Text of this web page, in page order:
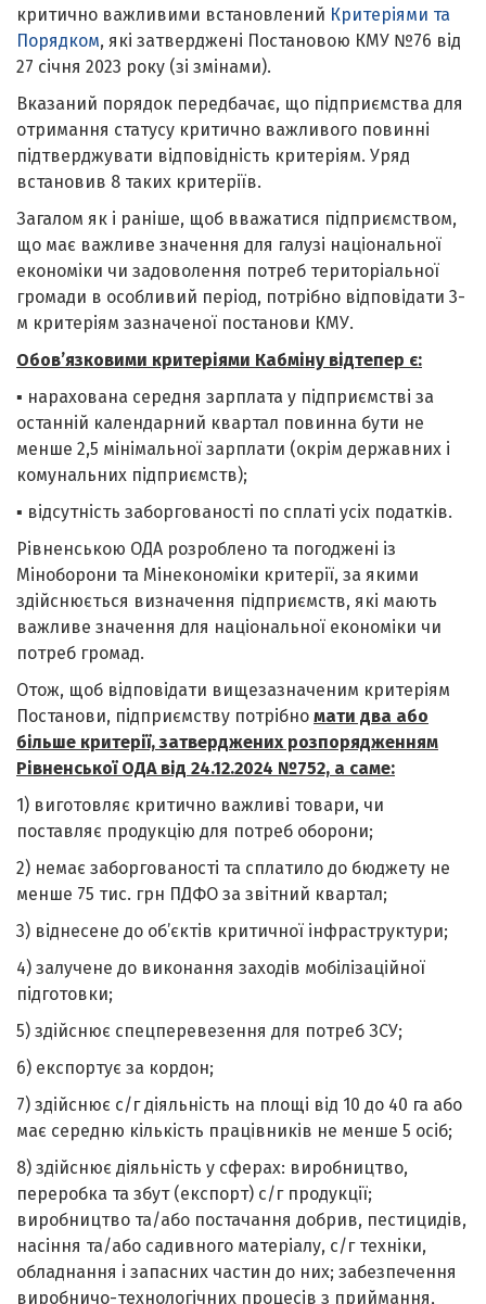
критично важливими встановлений Критеріями та
Порядком, які затверджені Постановою КМУ №76 від
27 січня 2023 року (зі змінами).
Вказаний порядок передбачає, що підприємства для
отримання статусу критично важливого повинні
підтверджувати відповідність критеріям. Уряд
встановив 8 таких критеріїв.
Загалом як і раніше, щоб вважатися підприємством,
що має важливе значення для галузі національної
економіки чи задоволення потреб територіальної
громади в особливий період, потрібно відповідати 3-
м критеріям зазначеної постанови КМУ.
Обов’язковими критеріями Кабміну відтепер є:
▪ нарахована середня зарплата у підприємстві за
останній календарний квартал повинна бути не
менше 2,5 мінімальної зарплати (окрім державних і
комунальних підприємств);
▪ відсутність заборгованості по сплаті усіх податків.
Рівненською ОДА розроблено та погоджені із
Міноборони та Мінекономіки критерії, за якими
здійснюється визначення підприємств, які мають
важливе значення для національної економіки чи
потреб громад.
Отож, щоб відповідати вищезазначеним критеріям
Постанови, підприємству потрібно мати два або
більше критерії, затверджених розпорядженням
Рівненської ОДА від 24.12.2024 №752, а саме:
1) виготовляє критично важливі товари, чи
поставляє продукцію для потреб оборони;
2) немає заборгованості та сплатило до бюджету не
менше 75 тис. грн ПДФО за звітний квартал;
3) віднесене до об’єктів критичної інфраструктури;
4) залучене до виконання заходів мобілізаційної
підготовки;
5) здійснює спецперевезення для потреб ЗСУ;
6) експортує за кордон;
7) здійснює с/г діяльність на площі від 10 до 40 га або
має середню кількість працівників не менше 5 осіб;
8) здійснює діяльність у сферах: виробництво,
переробка та збут (експорт) с/г продукції;
виробництво та/або постачання добрив, пестицидів,
насіння та/або садивного матеріалу, с/г техніки,
обладнання і запасних частин до них; забезпечення
виробничо-технологічних процесів з приймання,